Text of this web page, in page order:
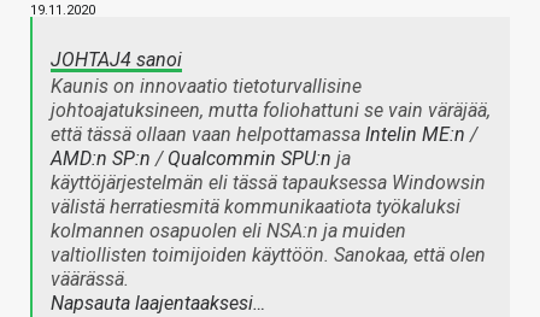
19.11.2020
JOHTAJ4 sanoi
Kaunis on innovaatio tietoturvallisine
johtoajatuksineen, mutta foliohattuni se vain väräjää,
että tässä ollaan vaan helpottamassa Intelin ME:n /
AMD:n SP:n /Qualcommin SPU:n ja
käyttöjärjestelmän eli tässä tapauksessa Windowsin
välistä herratiesmitä kommunikaatiota työkaluksi
kolmannen osapuolen eli NSA:n ja muiden
valtiollisten toimijoiden käyttöön. Sanokaa, että olen
väärässä.
Napsauta laajentaaksesi…